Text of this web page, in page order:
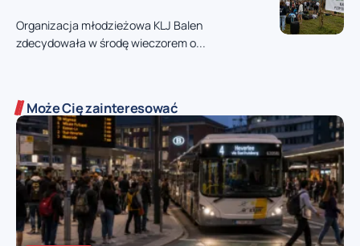
Organizacja młodzieżowa KLJ Balen
zdecydowała w środę wieczorem o...
Może Cię zainteresować